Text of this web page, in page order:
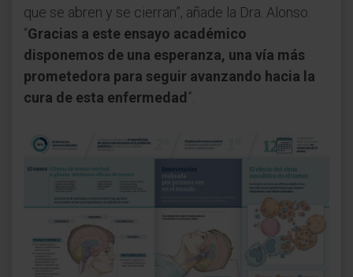
que se abren y se cierran”, añade la Dra. Alonso.
“Gracias a este ensayo académico
disponemos de una esperanza, una vía más
prometedora para seguir avanzando hacia la
cura de esta enfermedad”.